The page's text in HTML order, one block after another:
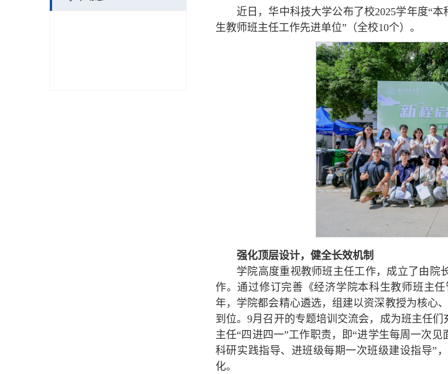
近日，华中科技大学公布了校2025学年度“
生教师班主任工作先进单位”（全校10个）。
强化顶层设计，健全长效机制
学院高度重视教师班主任工作，成立了由院
作。通过修订完善《经济学院本科生教师班主
年，学院都会精心遴选，组建以资深教授为核心
到位。9月召开的专题培训交流会，成为班主任
主任“四进四一”工作职责，即“进学生每周一次
科研实践指导、进班级每期一次班级建设指导”
化。